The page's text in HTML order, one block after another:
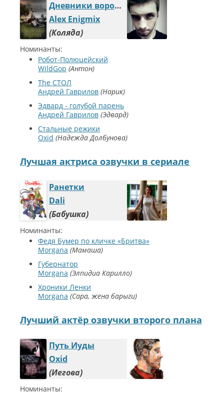
Дневники вороны
Alex Enigmix
Коляда
Номинанты:
Робот-Полюцейский
WildGop Антон
The СТОЛ
Андрей Гаврилов Нарик
Эдвард - голубой парень
Андрей Гаврилов Эдвард
Стальные режики
Oxid Надежда Долбунова
Лучшая актриса озвучки в сериале
Ранетки
Dali
Бабушка
Номинанты:
Федя Бумер по кличке «Бритва»
Morgana Мамаша
Губернатор
Morgana Элпидиа Карилло
Хроники Ленки
Morgana Сара, жена барыги
Лучший актёр озвучки второго плана
Путь Иуды
Oxid
Иегова
Номинанты: